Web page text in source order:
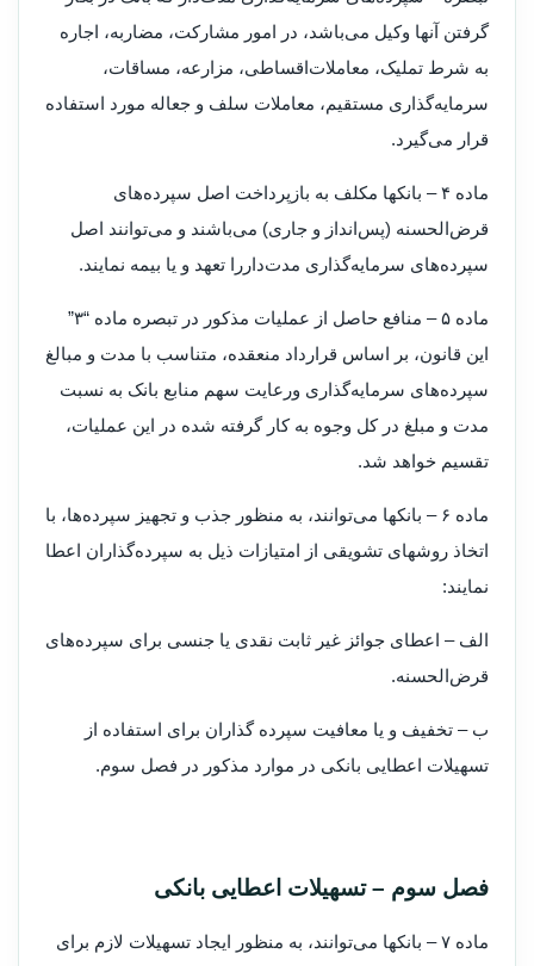
گرفتن آنها وکیل می‌باشد، در امور مشارکت، مضاربه، اجاره
به شرط تملیک، معاملات‌اقساطی، مزارعه، مساقات،
سرمایه‌گذاری مستقیم، معاملات سلف و جعاله مورد استفاده
قرار می‌گیرد.
‌ماده ۴ – بانکها مکلف به بازپرداخت اصل سپرده‌های
قرض‌الحسنه (‌پس‌انداز و جاری) می‌باشند و می‌توانند اصل
سپرده‌های سرمایه‌گذاری مدت‌دار‌را تعهد و یا بیمه نمایند.
‌ماده ۵ – منافع حاصل از عملیات مذکور در تبصره ماده “۳”
این قانون، بر اساس قرارداد منعقده، متناسب با مدت و مبالغ
سپرده‌های سرمایه‌گذاری و‌رعایت سهم منابع بانک به نسبت
مدت و مبلغ در کل وجوه به کار گرفته شده در این عملیات،
تقسیم خواهد شد.
‌ماده ۶ – بانکها می‌توانند، به منظور جذب و تجهیز سپرده‌ها، با
اتخاذ روشهای تشویقی از امتیازات ذیل به سپرده‌گذاران اعطا
نمایند:
‌الف – اعطای جوائز غیر ثابت نقدی یا جنسی برای سپرده‌های
قرض‌الحسنه.
ب – تخفیف و یا معافیت سپرده گذاران برای استفاده از
تسهیلات اعطایی بانکی در موارد مذکور در فصل سوم.
‌فصل سوم – تسهیلات اعطایی بانکی
‌ماده ۷ – بانکها می‌توانند، به منظور ایجاد تسهیلات لازم برای